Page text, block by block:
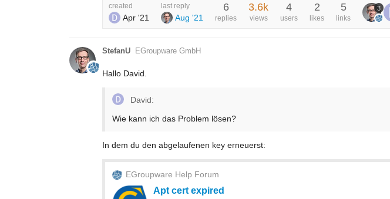
created
Apr '21
last reply
Aug '21
6
replies
3.6k
views
4
users
2
likes
5
links
3
StefanU EGroupware GmbH
Hallo David.
David:
Wie kann ich das Problem lösen?
In dem du den abgelaufenen key erneuerst:
EGroupware Help Forum
Apt cert expired